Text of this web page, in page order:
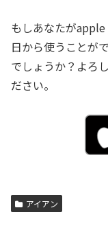
もしあなたが
日から使うことが
でしょうか？よろ
ださい。
アイアン